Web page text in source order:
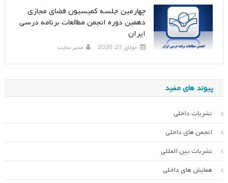
چهارمین جلسه کمیسیون فضای مجازی
دهمین دوره انجمن مطالعات برنامه درسی
ایران
جولای 23, 2026 مدیر سایت
پیوند های مفید
نشریات داخلی
انجمن های داخلی
نشریات بین المللی
همایش های داخلی